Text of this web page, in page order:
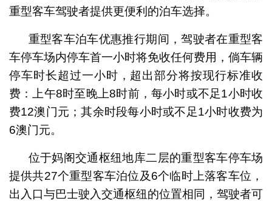
重型客车驾驶者提供更便利的泊车选择。
重型客车泊车优惠推行期间，驾驶者在重型客
车停车场内停车首一小时将免收任何费用，倘车辆
停车时长超过一小时，超出部分将按现行标准收
费：上午8时至晚上8时前，每小时或不足1小时收
费12澳门元；其余时段每小时或不足1小时收费为
6澳门元。
位于妈阁交通枢纽地库二层的重型客车停车场
提供共27个重型客车泊位及6个临时上落客车位，
出入口与巴士驶入交通枢纽的位置相同，驾驶者可